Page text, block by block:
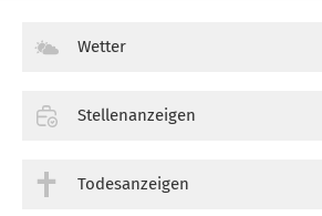
Wetter
Stellenanzeigen
Todesanzeigen